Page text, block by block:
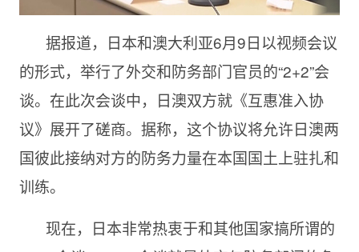
据报道，日本和澳大利亚6月9日以视频会议
的形式，举行了外交和防务部门官员的“2+2”会
谈。在此次会谈中，日澳双方就《互惠准入协
议》展开了磋商。据称，这个协议将允许日澳两
国彼此接纳对方的防务力量在本国国土上驻扎和
训练。
现在，日本非常热衷于和其他国家搞所谓的